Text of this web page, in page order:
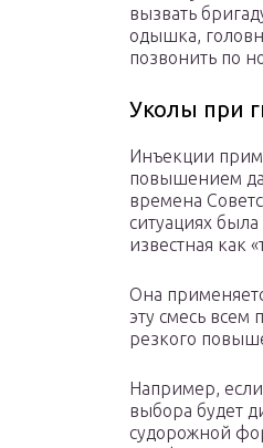
вызвать
одышка,
позвонить по
Уколы при
Инъекции
повышением
времена
ситуациях
известная как
Она
эту смесь
резкого
Например,
выбора будет
судорожной